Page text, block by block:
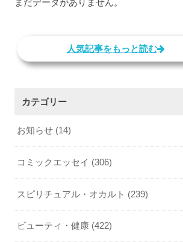
まだデータがありません。
人気記事をもっと読む
カテゴリー
お知らせ (14)
コミックエッセイ (306)
スピリチュアル・オカルト (239)
ビューティ・健康 (422)